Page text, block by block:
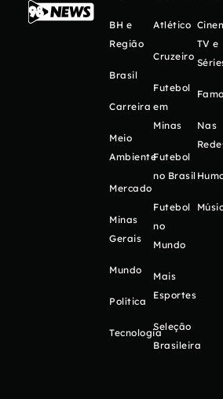
BH e
Região
Brasil
Carreira
Meio
Ambiente
Mercado
Minas
Gerais
Mundo
Política
Tecnologia
Atlético
Cruzeiro
Futebol
em
Minas
Futebol
no Brasil
Futebol
no
Mundo
Mais
Esportes
Seleção
Brasileira
TV e
Nas